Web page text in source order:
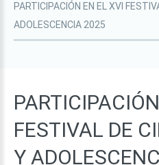
PARTICIPACIÓN EN EL XVI
ADOLESCENCIA 2025
PARTICIPACIÓN
FESTIVAL DE
Y